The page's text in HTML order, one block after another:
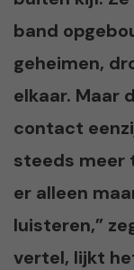
band
geheimen,
elkaar. Maar
contact
steeds meer
er alleen
luisteren,”
vertel, lijkt